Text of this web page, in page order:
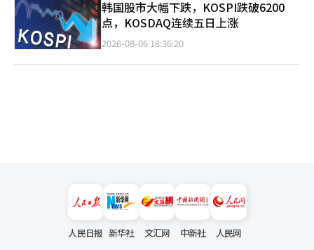
韩国股市大幅下跌，KOSPI跌破6200
点，KOSDAQ连续五日上涨
2026-08-06 18:36:20
人民日报 新华社 文汇网 中新社 人民网